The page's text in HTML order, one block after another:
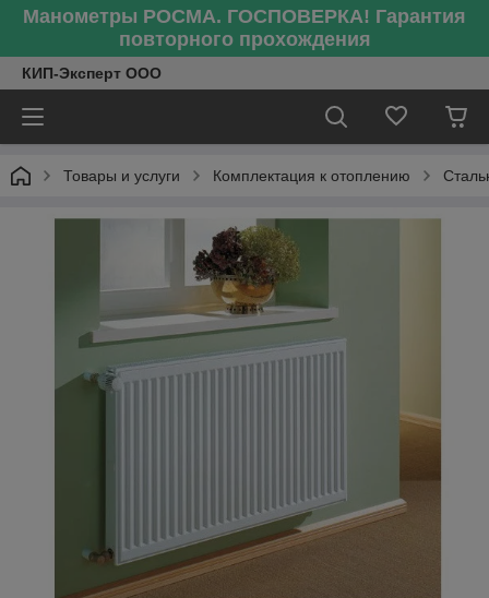
Манометры РОСМА. ГОСПОВЕРКА! Гарантия
повторного прохождения
КИП-Эксперт ООО
Товары и услуги Комплектация к отоплению